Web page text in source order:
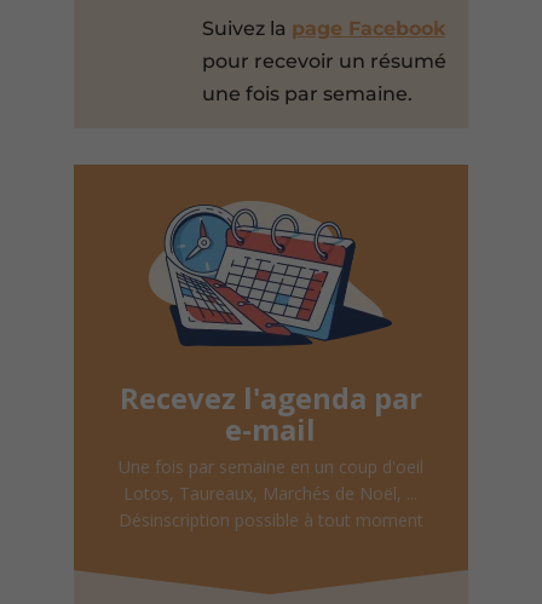
Suivez la page Facebook
pour recevoir un résumé
une fois par semaine.
Recevez l'agenda par
e-mail
Une fois par semaine en un coup d'oeil
Lotos, Taureaux, Marchés de Noël, ...
Désinscription possible à tout moment